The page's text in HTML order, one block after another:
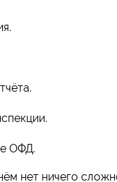
ОФД.
нет ничего